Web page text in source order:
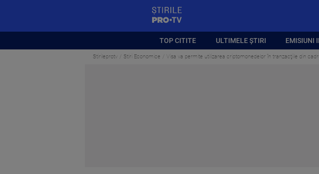
TOP CITITE ULTIMELE ȘTIRI EMISIUNI
Stirileprotv Stiri Economice Visa va permite utilizarea criptomonedelor în tranzacţiile din